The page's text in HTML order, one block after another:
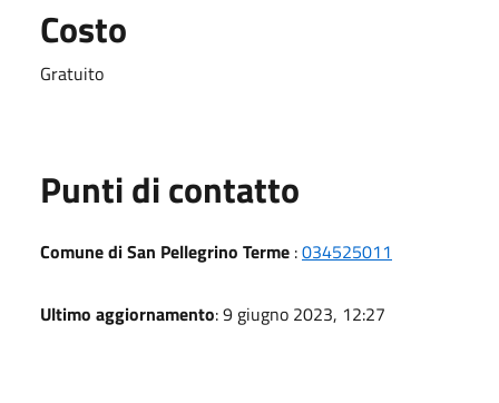
Costo
Gratuito
Punti di contatto
Comune di San Pellegrino Terme :034525011
Ultimo aggiornamento: 9 giugno 2023, 12:27